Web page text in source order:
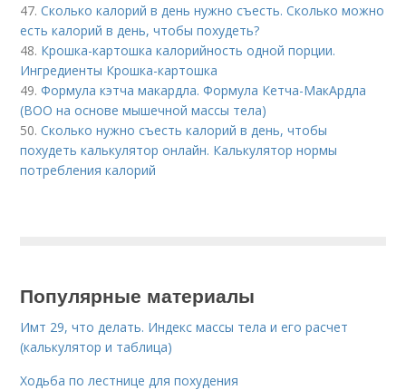
47.Сколько калорий в день нужно съесть. Сколько можно
есть калорий в день, чтобы похудеть?
48. Крошка-картошка калорийность одной порции.
Ингредиенты Крошка-картошка
49.Формула кэтча макардла. Формула Кетча-МакАрдла
(ВОО на основе мышечной массы тела)
50.Сколько нужно съесть калорий в день, чтобы
похудеть калькулятор онлайн. Калькулятор нормы
потребления калорий
Популярные материалы
Имт 29, что делать. Индекс массы тела и его расчет
(калькулятор и таблица)
Ходьба по лестнице для похудения